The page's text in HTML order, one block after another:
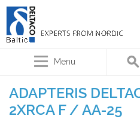
Menu
ADAPTERIS
2XRCA F / AA-25